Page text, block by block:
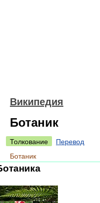
Википедия
Ботаник
Толкование
Перевод
Ботаник